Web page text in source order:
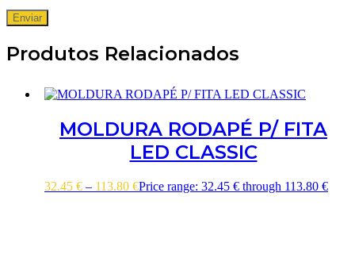
Produtos Relacionados
MOLDURA RODAPÉ P/ FITA
LED CLASSIC
32.45 € – 113.80 €Price range: 32.45 € through 113.80 €